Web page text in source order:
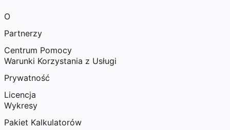
O
Partnerzy
Centrum Pomocy
Warunki Korzystania z Usługi
Prywatność
Licencja
Wykresy
Pakiet Kalkulatorów